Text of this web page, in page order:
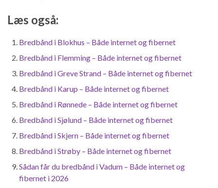
Læs også:
Bredbånd i Blokhus – Både internet og fibernet
Bredbånd i Flemming – Både internet og fibernet
Bredbånd i Greve Strand – Både internet og fibernet
Bredbånd i Karup – Både internet og fibernet
Bredbånd i Rønnede – Både internet og fibernet
Bredbånd i Sjølund – Både internet og fibernet
Bredbånd i Skjern – Både internet og fibernet
Bredbånd i Strøby – Både internet og fibernet
Sådan får du bredbånd i Vadum – Både internet og
fibernet i 2026